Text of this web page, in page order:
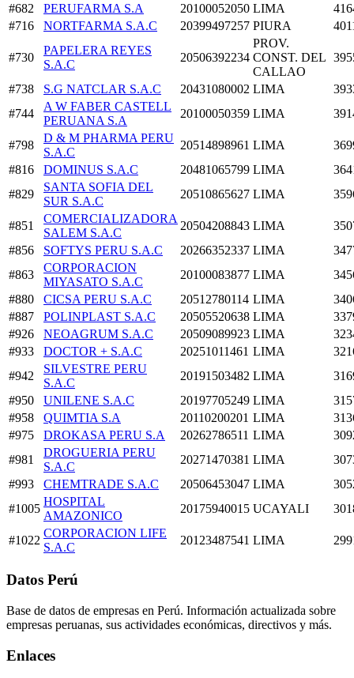
#682
PERUFARMA S.A 20100052050 LIMA
#716
NORTFARMA S.A.C 20399497257 PIURA
#730
PAPELERA REYES
S.A.C
20506392234
PROV.
CONST. DEL
CALLAO
#738 S.G NATCLAR S.A.C 20431080002 LIMA
#744
A W FABER CASTELL
PERUANA S.A
20100050359 LIMA
#798
D & M PHARMA PERU
S.A.C
20514898961 LIMA
#816
DOMINUS S.A.C 20481065799 LIMA
#829
SANTA SOFIA DEL
SUR S.A.C
20510865627 LIMA
#851
COMERCIALIZADORA
SALEM S.A.C
20504208843 LIMA
#856
SOFTYS PERU S.A.C 20266352337 LIMA
#863
CORPORACION
MIYASATO S.A.C
20100083877 LIMA
#880
CICSA PERU S.A.C 20512780114 LIMA
#887
POLINPLAST S.A.C 20505520638 LIMA
#926
NEOAGRUM S.A.C 20509089923 LIMA
#933
DOCTOR + S.A.C 20251011461 LIMA
#942
SILVESTRE PERU
S.A.C
20191503482 LIMA
#950
UNILENE S.A.C 20197705249 LIMA
#958
QUIMTIA S.A 20110200201 LIMA
#975
DROKASA PERU S.A 20262786511 LIMA
#981
DROGUERIA PERU
S.A.C
20271470381 LIMA
#993
CHEMTRADE S.A.C 20506453047 LIMA
#1005
HOSPITAL
AMAZONICO
20175940015 UCAYALI
#1022
CORPORACION LIFE
S.A.C
20123487541 LIMA
Datos Perú
Base de datos de empresas en Perú. Información actualizada sobre
empresas peruanas, sus actividades económicas, directivos y más.
Enlaces